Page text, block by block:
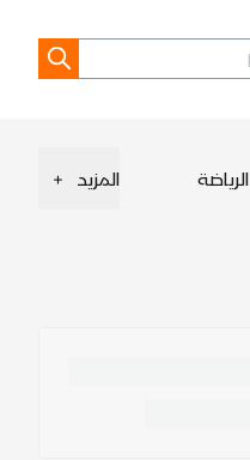
الرياضة المزيد +